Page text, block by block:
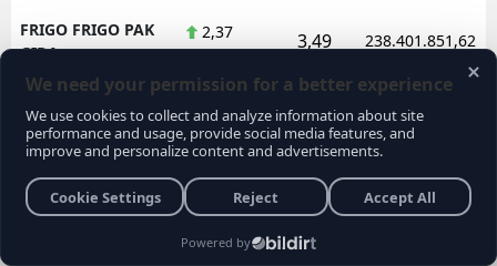
FRIGO FRIGO PAK
GIDA
2,37 3,49 238.401.851,62
FRMPL FORMUL
PLASTIK VE METAL
35,76 1,48
FROTO FORD
OTOSAN
78,10
FZLGY FUZUL
-4,43